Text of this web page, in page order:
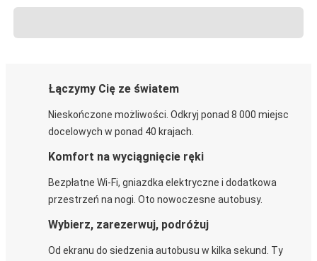
Łączymy Cię ze światem
Nieskończone możliwości. Odkryj ponad 8 000 miejsc
docelowych w ponad 40 krajach.
Komfort na wyciągnięcie ręki
Bezpłatne Wi-Fi, gniazdka elektryczne i dodatkowa
przestrzeń na nogi. Oto nowoczesne autobusy.
Wybierz, zarezerwuj, podróżuj
Od ekranu do siedzenia autobusu w kilka sekund. Ty